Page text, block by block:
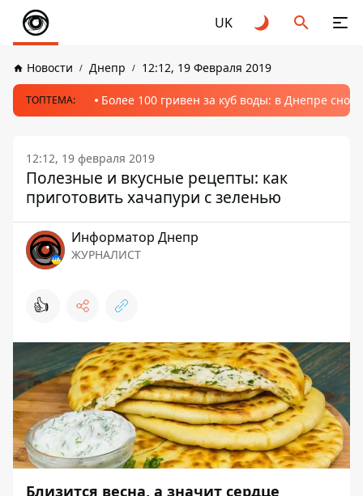
UK
Новости Днепр 12:12, 19 Февраля 2019
ТОПТЕМА: Более 100 гривен за куб воды: в Днепре
12:12, 19 февраля 2019
Полезные и вкусные рецепты: как
приготовить хачапури с зеленью
Информатор Днепр
ЖУРНАЛИСТ
👍
Близится весна, а значит сердце